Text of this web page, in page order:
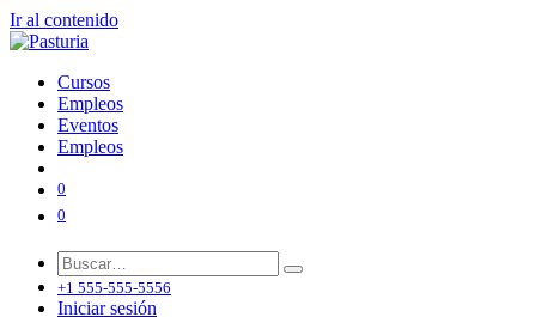
Ir al contenido
Cursos
Empleos
Eventos
Empleos
0
0
+1 555-555-5556
Iniciar sesión